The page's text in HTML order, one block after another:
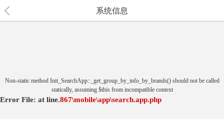
系统信息
Non-static method Init_SearchApp::_get_group_by_info_by_brands() should not be called
statically, assuming $this from incompatible context
Error File: \mobile\app\search.app.php
at 867
line.